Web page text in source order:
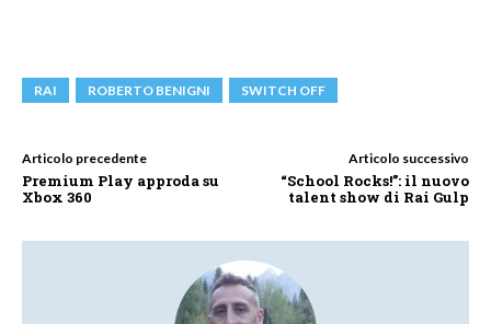
RAI ROBERTO BENIGNI SWITCH OFF
Articolo precedente
Premium Play approda su
Xbox 360
Articolo successivo
“School Rocks!”: il nuovo
talent show di Rai Gulp